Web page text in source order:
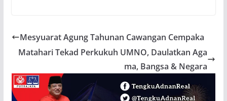
Mesyuarat Agung Tahunan Cawangan Cempaka
Matahari Tekad Perkukuh UMNO, Daulatkan Aga
ma, Bangsa & Negara